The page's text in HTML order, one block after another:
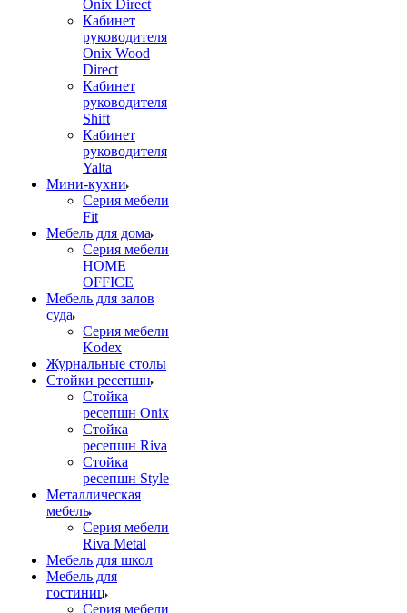
Onix Direct
Кабинет
руководителя
Onix Wood
Direct
Кабинет
руководителя
Shift
Кабинет
руководителя
Yalta
Мини-кухни
Серия мебели
Fit
Мебель для дома
Серия мебели
HOME
OFFICE
Мебель для залов
суда
Серия мебели
Kodex
Журнальные столы
Стойки ресепшн
Стойка
ресепшн Onix
Стойка
ресепшн Riva
Стойка
ресепшн Style
Металлическая
мебель
Серия мебели
Riva Metal
Мебель для школ
Мебель для
гостиниц
Серия мебели